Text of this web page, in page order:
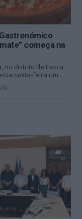
começa na
no distrito de Évora,
sexta-feira um...